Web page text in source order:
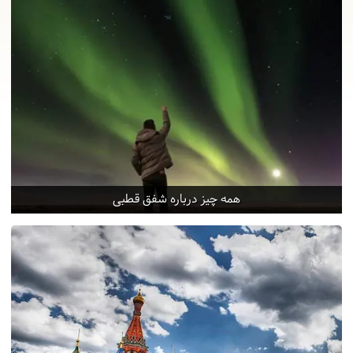
همه چیز درباره شفق قطبی